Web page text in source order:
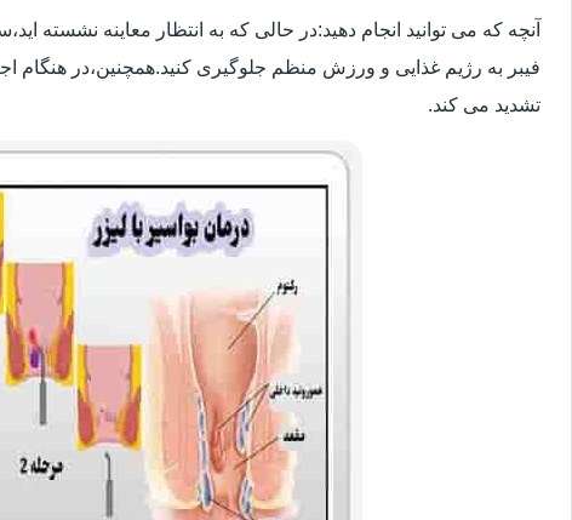
آنچه که می توانید انجام دهید:در حالی که به انتظار معاینه نشسته
فیبر به رژیم غذایی و ورزش منظم جلوگیری کنید.همچنین،در هنگام
تشدید می کند.